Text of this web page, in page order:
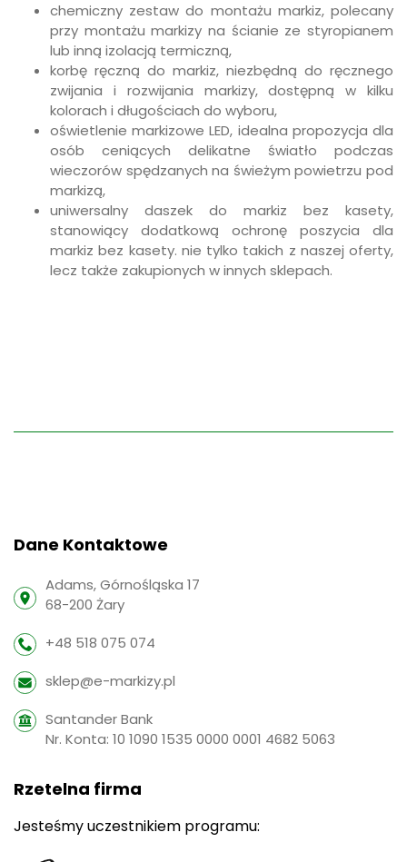
chemiczny zestaw do montażu markiz, polecany
przy montażu markizy na ścianie ze styropianem
lub inną izolacją termiczną,
korbę ręczną do markiz, niezbędną do ręcznego
zwijania i rozwijania markizy, dostępną w kilku
kolorach i długościach do wyboru,
oświetlenie markizowe LED, idealna propozycja dla
osób ceniących delikatne światło podczas
wieczorów spędzanych na świeżym powietrzu pod
markizą,
uniwersalny daszek do markiz bez kasety,
stanowiący dodatkową ochronę poszycia dla
markiz bez kasety. nie tylko takich z naszej oferty,
lecz także zakupionych w innych sklepach.
Dane Kontaktowe
Adams, Górnośląska 17
68-200 Żary
+48 518 075 074
sklep@e-markizy.pl
Santander Bank
Nr. Konta: 10 1090 1535 0000 0001 4682 5063
Rzetelna firma
Jesteśmy uczestnikiem programu: